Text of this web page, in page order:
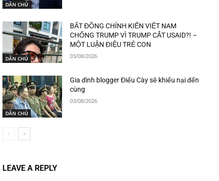
DÂN CHỦ
DÂN CHỦ
BẤT ĐỒNG CHÍNH KIẾN VIỆT NAM
CHỐNG TRUMP VÌ TRUMP CẮT USAID?! –
MỘT LUẬN ĐIỆU TRẺ CON
03/08/2026
DÂN CHỦ
Gia đình blogger Điếu Cày sẽ khiếu nại đến
cùng
03/08/2026
LEAVE A REPLY